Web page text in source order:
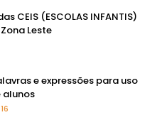
CEIS (ESCOLAS INFANTIS)
Leste
e expressões para uso
alunos